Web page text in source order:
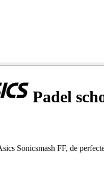
Padel
Sonicsmash FF, de